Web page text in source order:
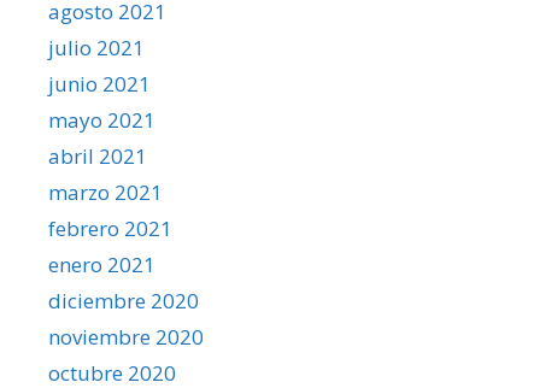
agosto 2021
julio 2021
junio 2021
mayo 2021
abril 2021
marzo 2021
febrero 2021
enero 2021
diciembre 2020
noviembre 2020
octubre 2020